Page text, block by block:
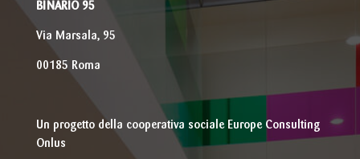
BINARIO 95
Via Marsala, 95
00185 Roma
Un progetto della cooperativa sociale Europe Consulting
Onlus